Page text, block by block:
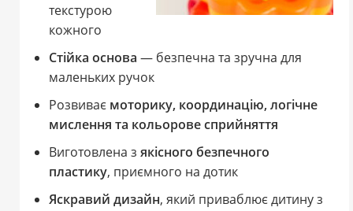
текстурою
кожного
Стійка основа — безпечна та зручна для
маленьких ручок
Розвиває моторику, координацію, логічне
мислення та кольорове сприйняття
Виготовлена з якісного безпечного
пластику, приємного на дотик
Яскравий дизайн, який приваблює дитину з